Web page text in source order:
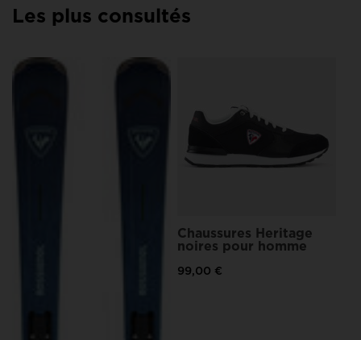
United
Les plus consultés
Chaussures Heritage
noires pour homme
99,00 €